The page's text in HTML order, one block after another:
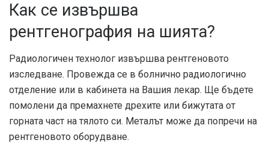
Как се извършва
рентгенография на шията?
Радиологичен технолог извършва рентгеновото
изследване. Провежда се в болнично радиологично
отделение или в кабинета на Вашия лекар. Ще бъдете
помолени да премахнете дрехите или бижутата от
горната част на тялото си. Металът може да попречи на
рентгеновото оборудване.